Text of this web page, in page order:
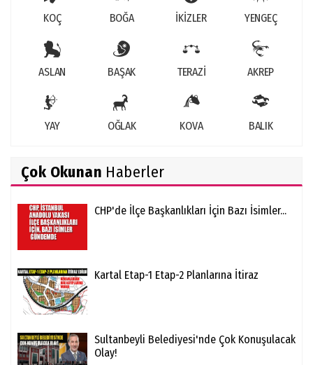
KOÇ BOĞA İKİZLER YENGEÇ
ASLAN BAŞAK TERAZİ AKREP
YAY OĞLAK KOVA BALIK
Çok Okunan Haberler
CHP'de İlçe Başkanlıkları İçin Bazı İsimler...
Kartal Etap-1 Etap-2 Planlarına İtiraz
Sultanbeyli Belediyesi'nde Çok Konuşulacak
Olay!